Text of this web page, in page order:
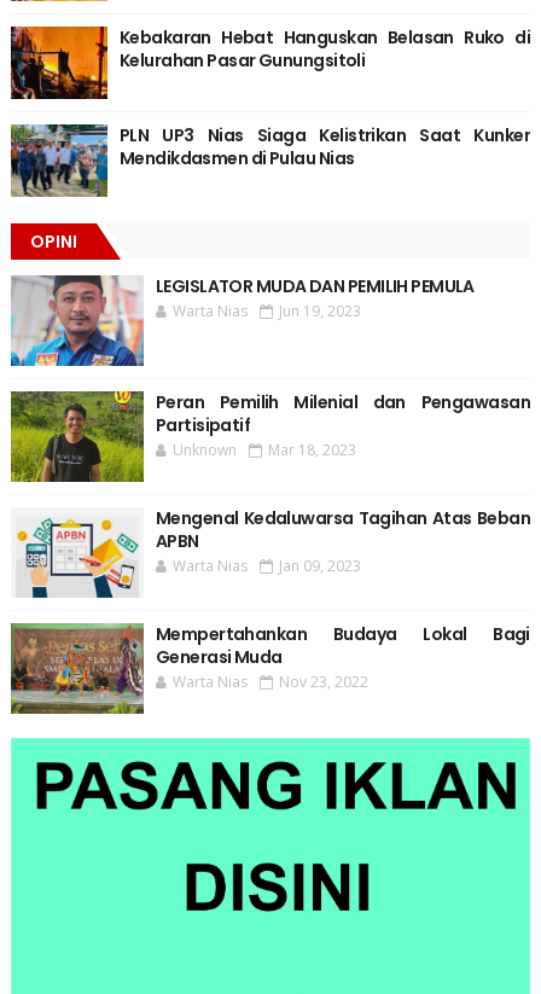
Kebakaran Hebat Hanguskan Belasan Ruko di
Kelurahan Pasar Gunungsitoli
PLN UP3 Nias Siaga Kelistrikan Saat Kunker
Mendikdasmen di Pulau Nias
OPINI
LEGISLATOR MUDA DAN PEMILIH PEMULA
Warta Nias Jun 19, 2023
Peran Pemilih Milenial dan Pengawasan
Partisipatif
Unknown Mar 18, 2023
Mengenal Kedaluwarsa Tagihan Atas Beban
APBN
Warta Nias Jan 09, 2023
Mempertahankan Budaya Lokal Bagi
Generasi Muda
Warta Nias Nov 23, 2022